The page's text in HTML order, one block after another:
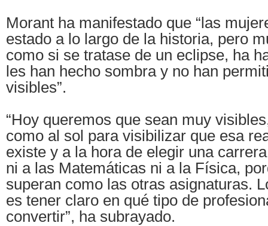
Morant ha manifestado que “las
estado a lo largo de la historia, pero
como si se tratase de un eclipse, ha
les han hecho sombra y no han
visibles”.
“Hoy queremos que sean muy
como al sol para visibilizar que esa
existe y a la hora de elegir una
ni a las Matemáticas ni a la Física,
superan como las otras asignaturas.
es tener claro en qué tipo de
convertir”, ha subrayado.